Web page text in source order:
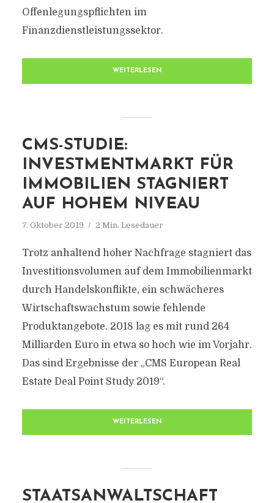
Offenlegungspflichten im
Finanzdienstleistungssektor.
WEITERLESEN
CMS-STUDIE:
INVESTMENTMARKT FÜR
IMMOBILIEN STAGNIERT
AUF HOHEM NIVEAU
7. Oktober 2019 2 Min. Lesedauer
Trotz anhaltend hoher Nachfrage stagniert das
Investitionsvolumen auf dem Immobilienmarkt
durch Handelskonflikte, ein schwächeres
Wirtschaftswachstum sowie fehlende
Produktangebote. 2018 lag es mit rund 264
Milliarden Euro in etwa so hoch wie im Vorjahr.
Das sind Ergebnisse der „CMS European Real
Estate Deal Point Study 2019“.
WEITERLESEN
STAATSANWALTSCHAFT